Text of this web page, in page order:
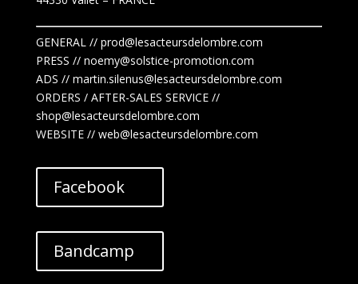
GENERAL // prod@lesacteursdelombre.com
PRESS // noemy@solstice-promotion.com
ADS // martin.silenus@lesacteursdelombre.com
ORDERS / AFTER-SALES SERVICE //
shop@lesacteursdelombre.com
WEBSITE // web@lesacteursdelombre.com
Facebook
Bandcamp